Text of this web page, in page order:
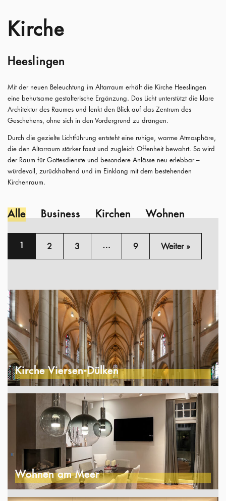
Kirche
Heeslingen
Mit der neuen Beleuchtung im Altarraum erhält die Kirche Heeslingen
eine behutsame gestalterische Ergänzung. Das Licht unterstützt die klare
Architektur des Raumes und lenkt den Blick auf das Zentrum des
Geschehens, ohne sich in den Vordergrund zu drängen.
Durch die gezielte Lichtführung entsteht eine ruhige, warme Atmosphäre,
die den Altarraum stärker fasst und zugleich Offenheit bewahrt. So wird
der Raum für Gottesdienste und besondere Anlässe neu erlebbar –
würdevoll, zurückhaltend und im Einklang mit dem bestehenden
Kirchenraum.
Alle Business Kirchen Wohnen
1 2 3 … 9 Weiter »
Kirche Viersen-Dülken
Wohnen am Meer